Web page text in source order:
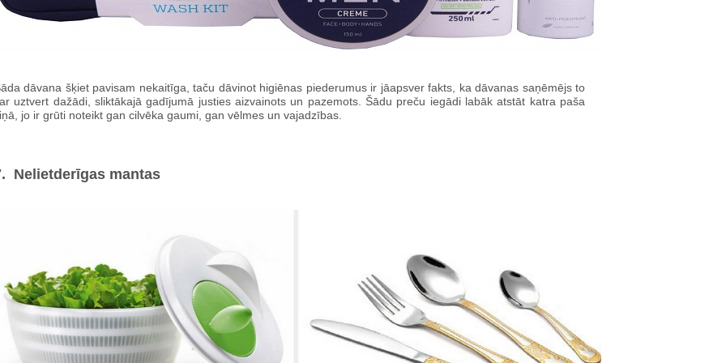
dāvana šķiet pavisam nekaitīga, taču dāvinot higiēnas piederumus ir jāapsver fakts, ka dāvanas saņēmējs to
uztvert dažādi, sliktākajā gadījumā justies aizvainots un pazemots. Šādu preču iegādi labāk atstāt katra paša
jo ir grūti noteikt gan cilvēka gaumi, gan vēlmes un vajadzības.
Nelietderīgas mantas